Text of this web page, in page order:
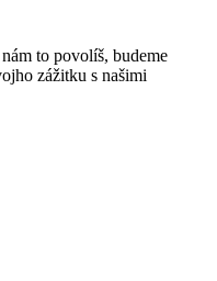
to povolíš, budeme
zážitku s našimi